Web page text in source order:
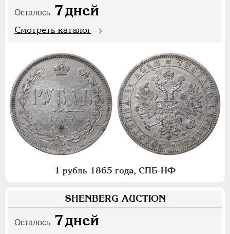
Осталось 7дней
Смотреть каталог
1 рубль 1865 года, СПБ-НФ
SHENBERG AUCTION
Осталось 7дней